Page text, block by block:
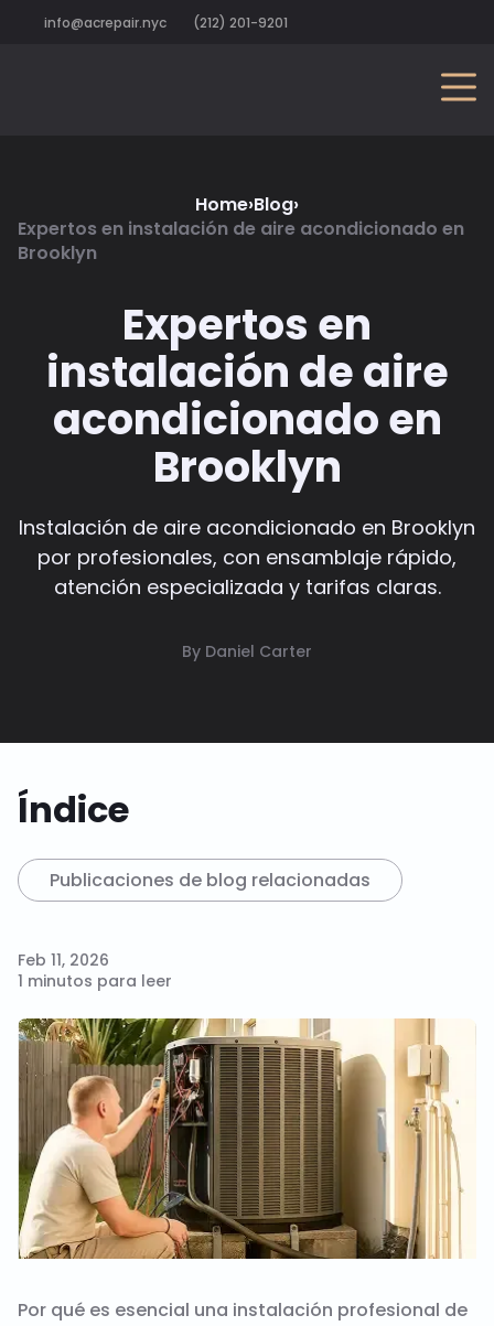
info@acrepair.nyc (212) 201-9201
Home›Blog›
Expertos en instalación de aire acondicionado en
Brooklyn
Expertos en
instalación de aire
acondicionado en
Brooklyn
Instalación de aire acondicionado en Brooklyn
por profesionales, con ensamblaje rápido,
atención especializada y tarifas claras.
By Daniel Carter
Índice
Publicaciones de blog relacionadas
Feb 11, 2026
1 minutos para leer
Por qué es esencial una instalación profesional de